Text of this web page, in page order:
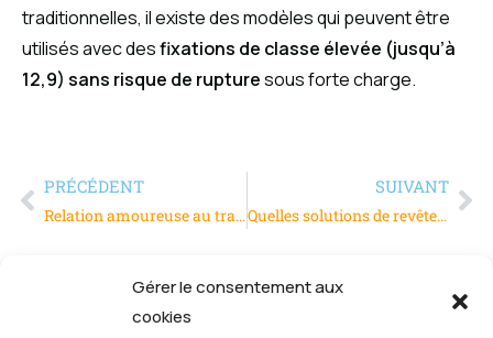
Gérer le consentement aux
cookies
traditionnelles, il existe des modèles qui peuvent être
utilisés avec desfixations de classe élevée (jusqu’à
12,9) sans risque de rupturesous forte charge.
PRÉCÉDENT
Relation amoureuse au travail : que des problèmes ?
SUIVANT
Quelles solutions de revêtement antidérapant pour les bâtiments industriels ?